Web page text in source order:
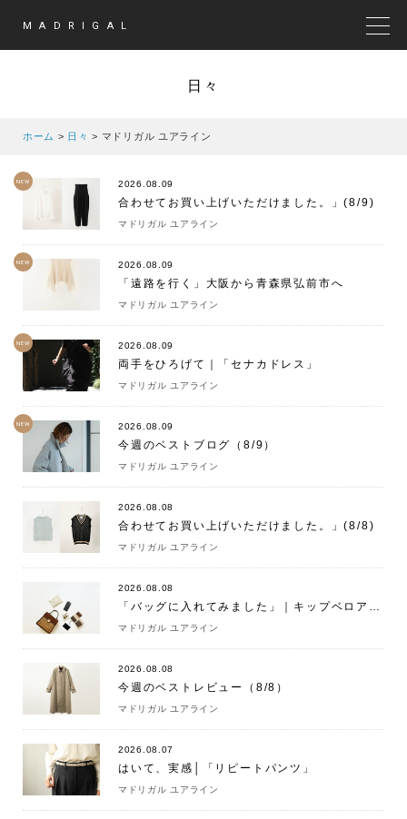
MADRIGAL
日々
ホーム > 日々 > マドリガル ユアライン
NEW 2026.08.09
合わせてお買い上げいただけました。」(8/9)
マドリガル ユアライン
NEW 2026.08.09
「遠路を行く」大阪から青森県弘前市へ
マドリガル ユアライン
NEW 2026.08.09
両手をひろげて｜「セナカドレス」
マドリガル ユアライン
NEW 2026.08.09
今週のベストブログ（8/9）
マドリガル ユアライン
2026.08.08
合わせてお買い上げいただけました。」(8/8)
マドリガル ユアライン
2026.08.08
「バッグに入れてみました」｜キップベロア・ ハンドバッグM BROWN（eb.a.gos）
マドリガル ユアライン
2026.08.08
今週のベストレビュー（8/8）
マドリガル ユアライン
2026.08.07
はいて、実感│「リピートパンツ」
マドリガル ユアライン